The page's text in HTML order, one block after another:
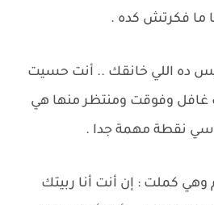
ما فكرتش كده .
ده اللي خانقك .. أنت حسيت
غافل وفوقت ومنتظر منها هي
نقطة مهمة جدا .
كملت : إن أنت أنا ربيتك